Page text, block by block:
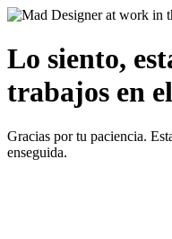
Lo siento,
trabajos en
Gracias por tu paciencia.
enseguida.